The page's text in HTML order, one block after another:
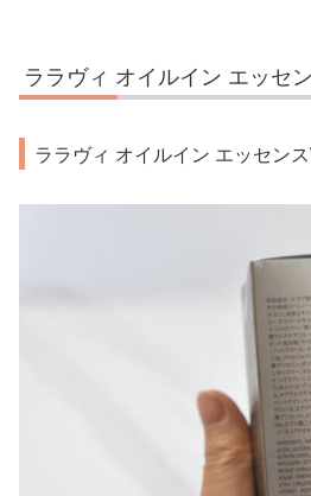
ララヴィ オイルイン エッセ
ララヴィ オイルイン エッセン